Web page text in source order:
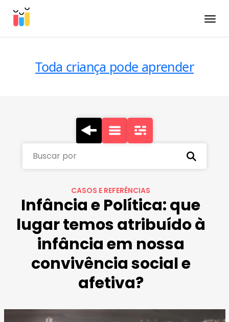
Toda criança pode aprender
Buscar por
CASOS E REFERÊNCIAS
Infância e Política: que
lugar temos atribuído à
infância em nossa
convivência social e
afetiva?